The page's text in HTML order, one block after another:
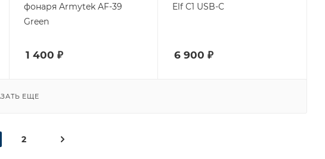
фонаря Armytek AF-39
Green
1 400 ₽
Elf C1 USB-C
6 900 ₽
ЕЩЕ
2